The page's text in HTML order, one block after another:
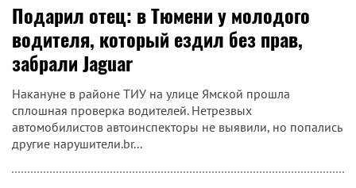
Подарил отец: в Тюмени у молодого
водителя, который ездил без прав,
забрали Jaguar
Накануне в районе ТИУ на улице Ямской прошла
сплошная проверка водителей. Нетрезвых
автомобилистов автоинспекторы не выявили, но попались
другие нарушители.br...